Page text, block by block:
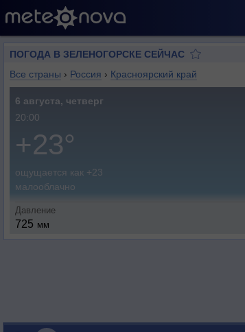
ПОГОДА В ЗЕЛЕНОГОРСКЕ СЕЙЧАС
Все страны › Россия › Красноярский край
6 августа, четверг
20:00
+23°
ощущается как +23
малооблачно
Давление
725 мм